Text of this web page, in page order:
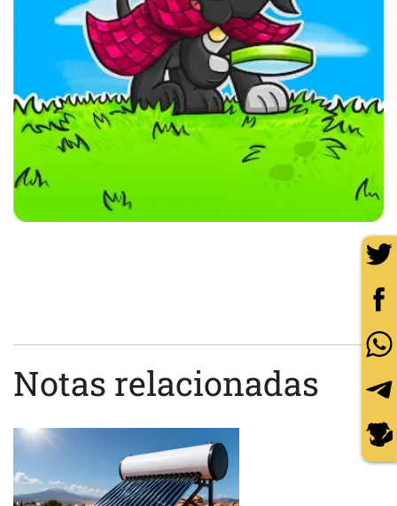
Notas relacionadas